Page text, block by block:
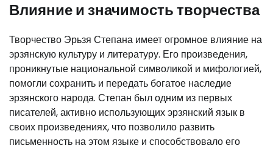
Влияние и значимость творчества
Творчество Эрьзя Степана имеет огромное влияние на
эрзянскую культуру и литературу. Его произведения,
проникнутые национальной символикой и мифологией,
помогли сохранить и передать богатое наследие
эрзянского народа. Степан был одним из первых
писателей, активно использующих эрзянский язык в
своих произведениях, что позволило развить
письменность на этом языке и способствовало его